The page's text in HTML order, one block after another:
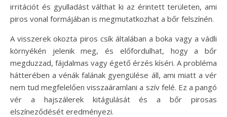
irritációt és gyulladást válthat ki az érintett területen, ami
piros vonal formájában is megmutatkozhat a bőr felszínén.
A visszerek okozta piros csík általában a boka vagy a vádli
környékén jelenik meg, és előfordulhat, hogy a bőr
megduzzad, fájdalmas vagy égető érzés kíséri. A probléma
hátterében a vénák falának gyengülése áll, ami miatt a vér
nem tud megfelelően visszaáramlani a szív felé. Ez a pangó
vér a hajszálerek kitágulását és a bőr pirosas
elszíneződését eredményezi.